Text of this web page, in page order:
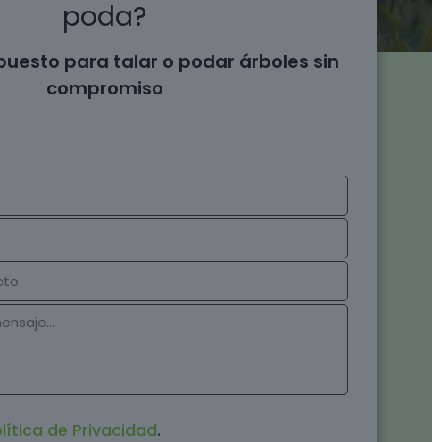
poda?
para talar o podar árboles sin
compromiso
de Privacidad.